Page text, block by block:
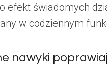
efekt świadomych
w codziennym
nawyki